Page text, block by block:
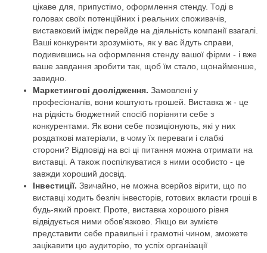
цікаве для, припустімо, оформлення стенду. Тоді в
головах своїх потенційних і реальних споживачів,
виставковий імідж перейде на діяльність компанії взагалі.
Ваші конкуренти зрозуміють, як у вас йдуть справи,
подивившись на оформлення стенду вашої фірми - і вже
ваше завдання зробити так, щоб їм стало, щонайменше,
завидно.
Маркетингові дослідження. Замовлені у
професіоналів, вони коштують грошей. Виставка ж - це
на рідкість бюджетний спосіб порівняти себе з
конкурентами. Як вони себе позиціонують, які у них
роздаткові матеріали, в чому їх переваги і слабкі
сторони? Відповіді на всі ці питання можна отримати на
виставці. А також поспілкуватися з ними особисто - це
завжди хороший досвід.
Інвестиції. Звичайно, не можна всерйоз вірити, що по
виставці ходить безліч інвесторів, готових вкласти гроші в
будь-який проект. Проте, виставка хорошого рівня
відвідується ними обов'язково. Якщо ви зумієте
представити себе правильні і грамотні чином, зможете
зацікавити цю аудиторію, то успіх організації